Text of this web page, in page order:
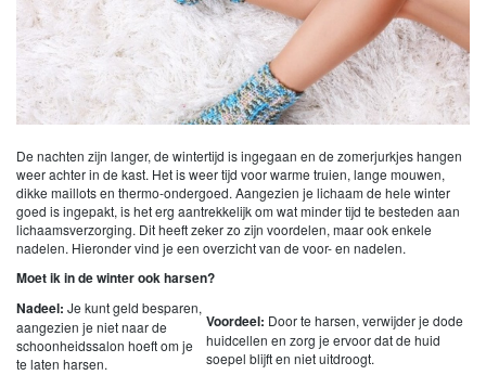
De nachten zijn langer, de wintertijd is ingegaan en de zomerjurkjes hangen
weer achter in de kast. Het is weer tijd voor warme truien, lange mouwen,
dikke maillots en thermo-ondergoed. Aangezien je lichaam de hele winter
goed is ingepakt, is het erg aantrekkelijk om wat minder tijd te besteden aan
lichaamsverzorging. Dit heeft zeker zo zijn voordelen, maar ook enkele
nadelen. Hieronder vind je een overzicht van de voor- en nadelen.
Moet ik in de winter ook harsen?
Nadeel: Je kunt geld besparen,
aangezien je niet naar de
schoonheidssalon hoeft om je
te laten harsen.
Voordeel: Door te harsen, verwijder je dode
huidcellen en zorg je ervoor dat de huid
soepel blijft en niet uitdroogt.